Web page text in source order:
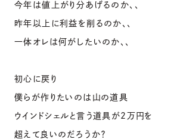
今年は値上がり分あげるのか、、
昨年以上に利益を削るのか、、
一体オレは何がしたいのか、、
初心に戻り
僕らが作りたいのは山の道具
ウインドシェルと言う道具が2万円を
超えて良いのだろうか？